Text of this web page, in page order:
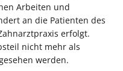
Arbeiten und
an die Patienten des
erfolgt.
nicht mehr als
werden.